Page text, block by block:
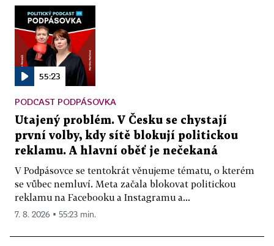
55:23
PODCAST PODPÁSOVKA
Utajený problém. V Česku se chystají
první volby, kdy sítě blokují politickou
reklamu. A hlavní oběť je nečekaná
V Podpásovce se tentokrát věnujeme tématu, o kterém
se vůbec nemluví. Meta začala blokovat politickou
reklamu na Facebooku a Instagramu a...
7. 8. 2026 ▪ 55:23 min.